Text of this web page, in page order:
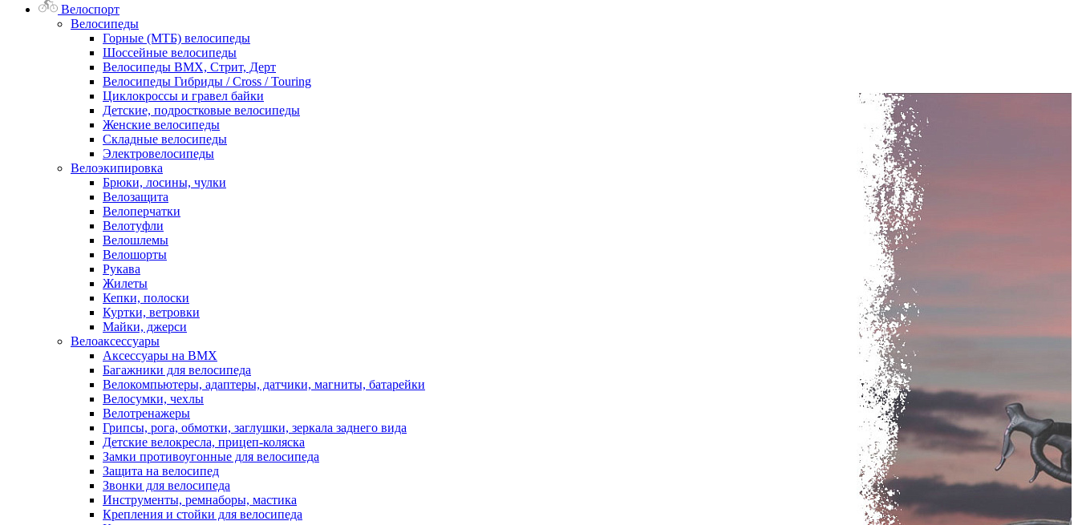
Велоспорт
Велосипеды
Горные (МТБ) велосипеды
Шоссейные велосипеды
Велосипеды BMX, Стрит, Дерт
Велосипеды Гибриды / Cross / Touring
Циклокроссы и гравел байки
Детские, подростковые велосипеды
Женские велосипеды
Складные велосипеды
Электровелосипеды
Велоэкипировка
Брюки, лосины, чулки
Велозащита
Велоперчатки
Велотуфли
Велошлемы
Велошорты
Рукава
Жилеты
Кепки, полоски
Куртки, ветровки
Майки, джерси
Велоаксессуары
Аксессуары на BMX
Багажники для велосипеда
Велокомпьютеры, адаптеры, датчики, магниты, батарейки
Велосумки, чехлы
Велотренажеры
Грипсы, рога, обмотки, заглушки, зеркала заднего вида
Детские велокресла, прицеп-коляска
Замки противоугонные для велосипеда
Защита на велосипед
Звонки для велосипеда
Инструменты, ремнаборы, мастика
Крепления и стойки для велосипеда